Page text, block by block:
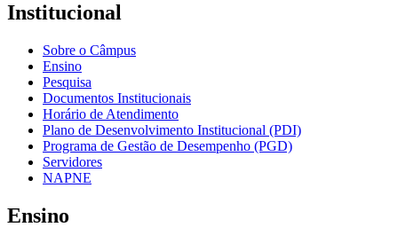
Institucional
Sobre o Câmpus
Ensino
Pesquisa
Documentos Institucionais
Horário de Atendimento
Plano de Desenvolvimento Institucional (PDI)
Programa de Gestão de Desempenho (PGD)
Servidores
NAPNE
Ensino